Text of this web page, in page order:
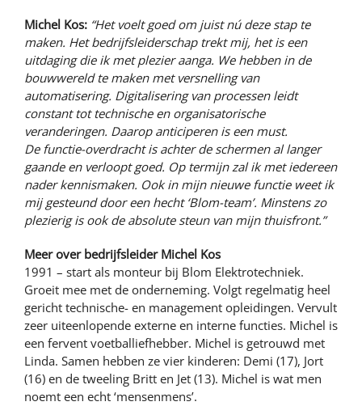
Michel Kos: “Het voelt goed om juist nú deze stap te
maken. Het bedrijfsleiderschap trekt mij, het is een
uitdaging die ik met plezier aanga. We hebben in de
bouwwereld te maken met versnelling van
automatisering. Digitalisering van processen leidt
constant tot technische en organisatorische
veranderingen. Daarop anticiperen is een must.
De functie-overdracht is achter de schermen al langer
gaande en verloopt goed. Op termijn zal ik met iedereen
nader kennismaken. Ook in mijn nieuwe functie weet ik
mij gesteund door een hecht ‘Blom-team’. Minstens zo
plezierig is ook de absolute steun van mijn thuisfront.”
Meer over bedrijfsleider Michel Kos
1991 – start als monteur bij Blom Elektrotechniek.
Groeit mee met de onderneming. Volgt regelmatig heel
gericht technische- en management opleidingen. Vervult
zeer uiteenlopende externe en interne functies. Michel is
een fervent voetballiefhebber. Michel is getrouwd met
Linda. Samen hebben ze vier kinderen: Demi (17), Jort
(16) en de tweeling Britt en Jet (13). Michel is wat men
noemt een echt ‘mensenmens’.